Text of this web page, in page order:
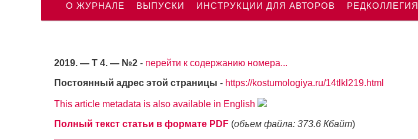
О ЖУРНАЛЕ ВЫПУСКИ ИНСТРУКЦИИ ДЛЯ АВТОРОВ РЕДКОЛЛЕГИЯ
2019. — Т 4. — №2 - перейти к содержанию номера...
Постоянный адрес этой страницы - https://kostumologiya.ru/14tlkl219.html
This article metadata is also available in English
Полный текст статьи в формате PDF (объем файла: 373.6 Кбайт)